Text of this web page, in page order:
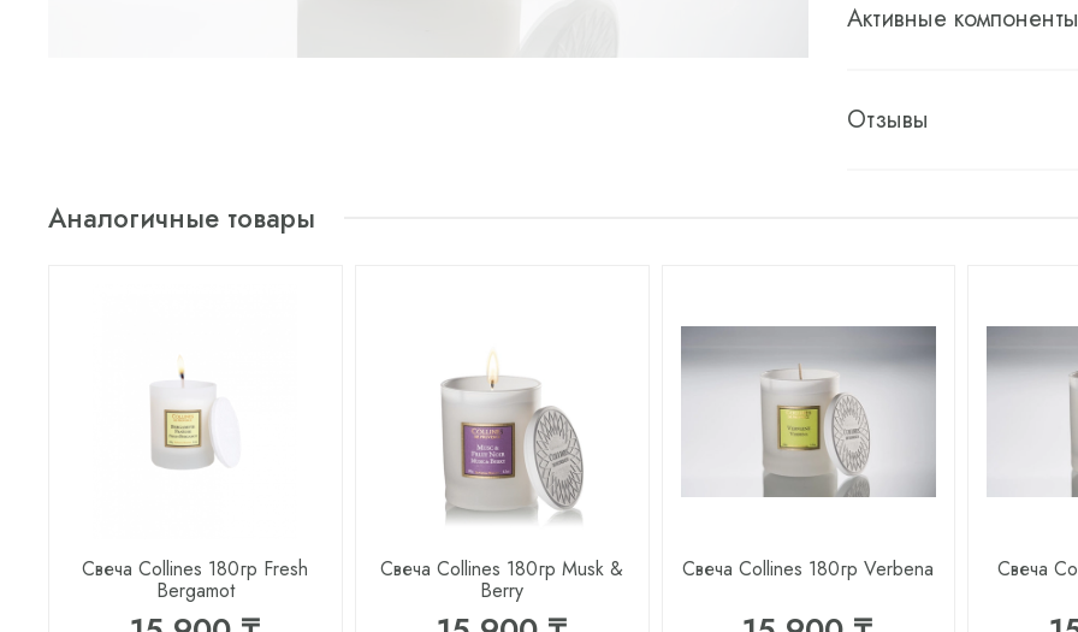
Активные компоненты
Отзывы
Аналогичные товары
Свеча Collines 180гр Fresh
Bergamot
Свеча Collines 180гр Musk &
Berry
Свеча Collines 180гр Verbena Свеча